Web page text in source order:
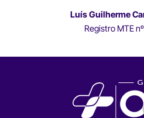
Luís Guilherme
Registro MTE